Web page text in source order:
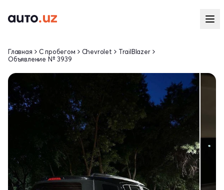
Главная С пробегом Chevrolet
TrailBlazer
Объявление № 3939